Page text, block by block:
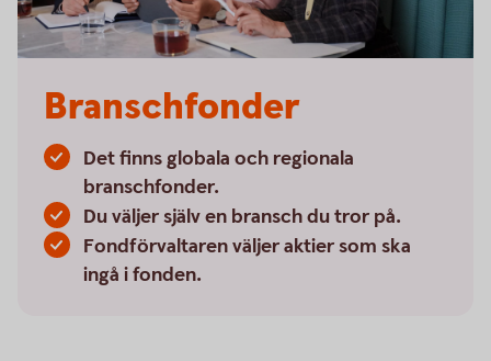
Branschfonder
Det finns globala och regionala
branschfonder.
Du väljer själv en bransch du tror på.
Fondförvaltaren väljer aktier som ska
ingå i fonden.